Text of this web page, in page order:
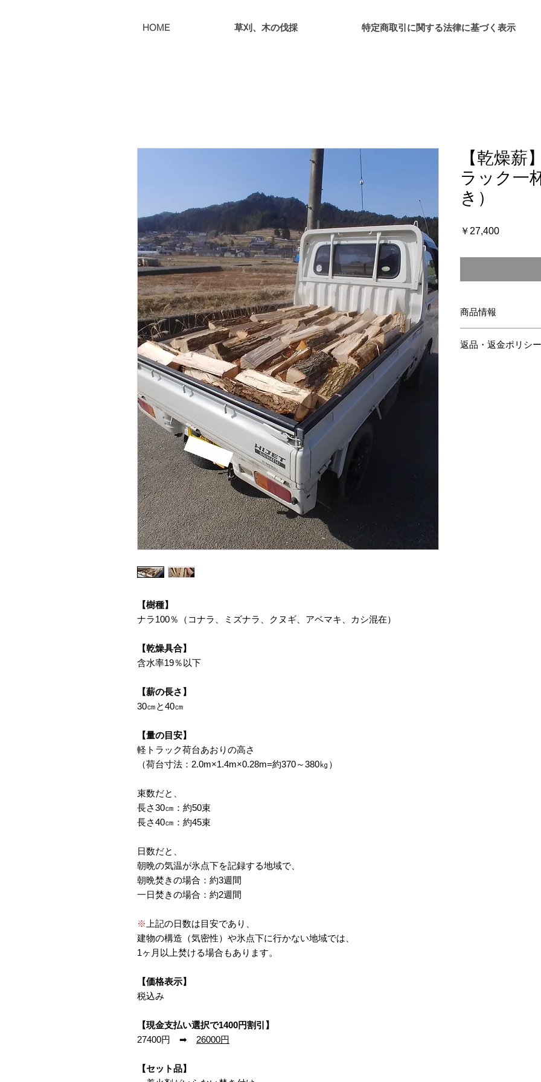
HOME 草刈、木の伐採 特定商取引に関する法律に基づく表示
【樹種】
ナラ100％（コナラ、ミズナラ、クヌギ、アベマキ、カシ混在）
【乾燥具合】
含水率19％以下
【薪の長さ】
30㎝と40㎝
【量の目安】
軽トラック荷台あおりの高さ
（荷台寸法：2.0m×1.4m×0.28m=約370～380㎏）
束数だと、
長さ30㎝：約50束
長さ40㎝：約45束
日数だと、
朝晩の気温が氷点下を記録する地域で、
朝晩焚きの場合：約3週間
一日焚きの場合：約2週間
※ 上記の日数は目安であり、
建物の構造（気密性）や氷点下に行かない地域では、
1ヶ月以上焚ける場合もあります。
【価格表示】
税込み
【現金支払い選択で1400円割引】
27400円 ➡ 26000円
【セット品】
【乾燥
ラック一
き）
￥27,400価
商品情報
来ます。
返品・返金ポリシー